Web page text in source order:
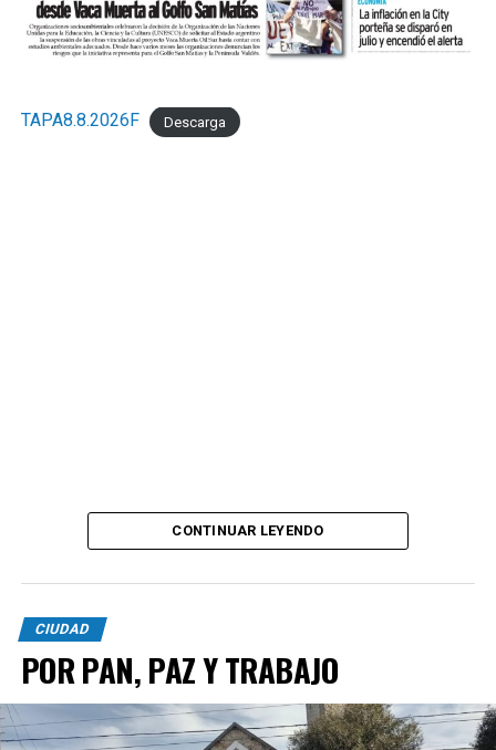
TAPA8.8.2026F Descarga
CONTINUAR LEYENDO
CIUDAD
POR PAN, PAZ Y TRABAJO